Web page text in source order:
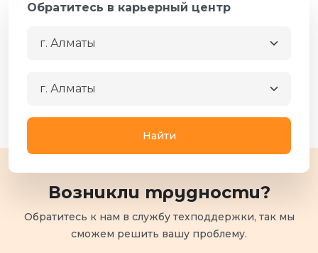
Обратитесь в карьерный центр
г. Алматы
г. Алматы
Найти
Возникли трудности?
Обратитесь к нам в службу техподдержки, так мы
сможем решить вашу проблему.